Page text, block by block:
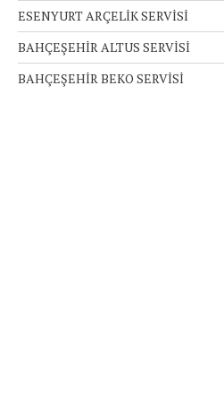
ESENYURT ARÇELİK SERVİSİ
BAHÇEŞEHİR ALTUS SERVİSİ
BAHÇEŞEHİR BEKO SERVİSİ